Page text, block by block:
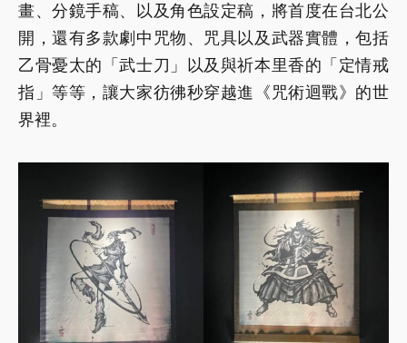
畫、分鏡手稿、以及角色設定稿，將首度在台北公
開，還有多款劇中咒物、咒具以及武器實體，包括
乙骨憂太的「武士刀」以及與祈本里香的「定情戒
指」等等，讓大家彷彿秒穿越進《咒術迴戰》的世
界裡。